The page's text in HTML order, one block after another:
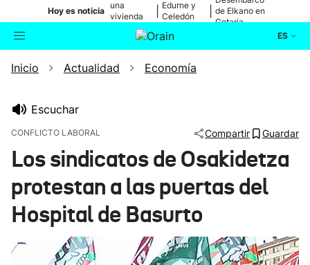
Hoy es noticia
una
vivienda
de Bilbao
Edurne y
Celedón
de Elkano en
Getaria
ES
Buscador Actualidad
Ikusmiran
Eguraldia
Inicio Actualidad Economía
Escuchar
CONFLICTO LABORAL Compartir Guardar
Los sindicatos de Osakidetza
protestan a las puertas del
Hospital de Basurto